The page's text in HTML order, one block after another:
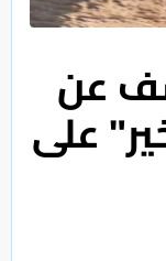
عن
على